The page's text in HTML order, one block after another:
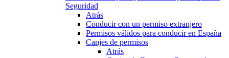
Seguridad
Atrás
Conducir con un permiso extranjero
Permisos válidos para conducir en España
Canjes de permisos
Atrás